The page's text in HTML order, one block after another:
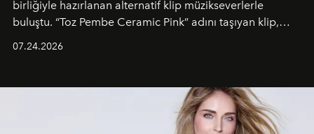
birliğiyle hazırlanan alternatif klip müzikseverlerle
buluştu. “Toz Pembe Ceramic Pink” adını taşıyan klip,
unsurlarından biri olarak öne çıkıyor.
07.24.2026